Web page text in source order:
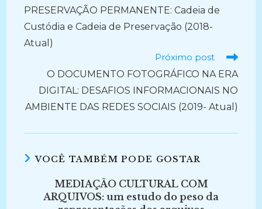
PRESERVAÇÃO PERMANENTE: Cadeia de
Custódia e Cadeia de Preservação (2018-
Atual)
Próximo post
O DOCUMENTO FOTOGRÁFICO NA ERA
DIGITAL: DESAFIOS INFORMACIONAIS NO
AMBIENTE DAS REDES SOCIAIS (2019- Atual)
VOCÊ TAMBÉM PODE GOSTAR
MEDIAÇÃO CULTURAL COM
ARQUIVOS: um estudo do peso da